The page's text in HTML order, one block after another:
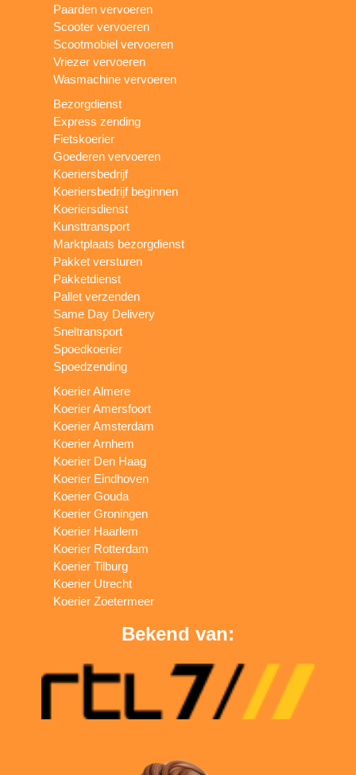
Paarden vervoeren
Scooter vervoeren
Scootmobiel vervoeren
Vriezer vervoeren
Wasmachine vervoeren
Bezorgdienst
Express zending
Fietskoerier
Goederen vervoeren
Koeriersbedrijf
Koeriersbedrijf beginnen
Koeriersdienst
Kunsttransport
Marktplaats bezorgdienst
Pakket versturen
Pakketdienst
Pallet verzenden
Same Day Delivery
Sneltransport
Spoedkoerier
Spoedzending
Koerier Almere
Koerier Amersfoort
Koerier Amsterdam
Koerier Arnhem
Koerier Den Haag
Koerier Eindhoven
Koerier Gouda
Koerier Groningen
Koerier Haarlem
Koerier Rotterdam
Koerier Tilburg
Koerier Utrecht
Koerier Zoetermeer
Bekend van: